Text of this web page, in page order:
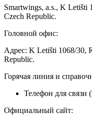
Smartwings, a.s., K Letišti
Czech Republic.
Головной офис:
Адрес: K Letišti 1068/30,
Republic.
Горячая линия и
Телефон для связи
Официальный сайт: